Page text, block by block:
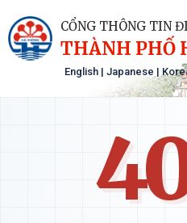
CỔNG THÔNG TIN
THÀNH PHỐ
English | Japanese |